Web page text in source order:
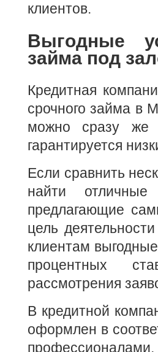
клиентов.
Выгодные
займа под
Кредитная
срочного займа в
можно сразу же
гарантируется
Если сравнить
найти отличные
предлагающие
цель
клиентам
процентных
рассмотрения
В кредитной
оформлен в